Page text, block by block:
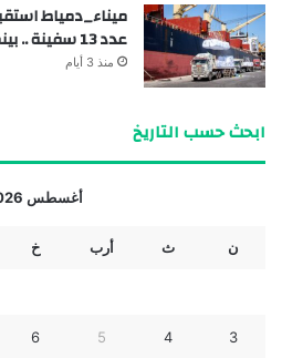
عدد 13 سفينة .. بينما غادر 12 سفينة
منذ 3 أيام
ابحث حسب التاريخ
أغسطس 2026
ن ث أرب خ
3
4
5
6